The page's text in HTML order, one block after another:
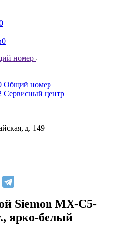
0
0
номер
Общий номер
Сервисный центр
д. 149
Siemon MX-C5-
ярко-белый